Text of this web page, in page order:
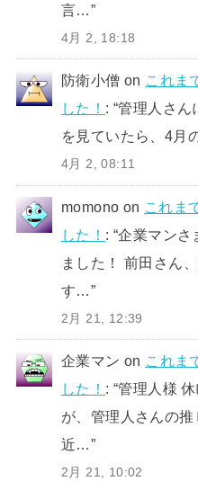
言…”
4月 2, 18:18
防衛小僧 on これま
した！ : “管理人さん
を見ていたら、4月
4月 2, 08:11
momono on これま
した！ : “企業マンさ
ました！ 前田さん
す…”
2月 21, 12:39
企業マン on これま
した！ : “管理人様
が、管理人さんの
近…”
2月 21, 10:02